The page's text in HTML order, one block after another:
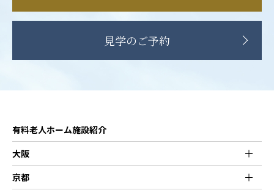
見学のご予約
有料老人ホーム施設紹介
大阪
京都